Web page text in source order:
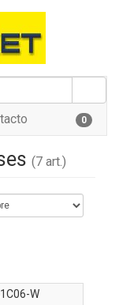
0
(7 art.)
W